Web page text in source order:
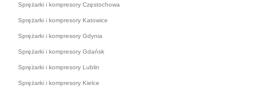
Sprężarki i kompresory Częstochowa
Sprężarki i kompresory Katowice
Sprężarki i kompresory Gdynia
Sprężarki i kompresory Gdańsk
Sprężarki i kompresory Lublin
Sprężarki i kompresory Kielce